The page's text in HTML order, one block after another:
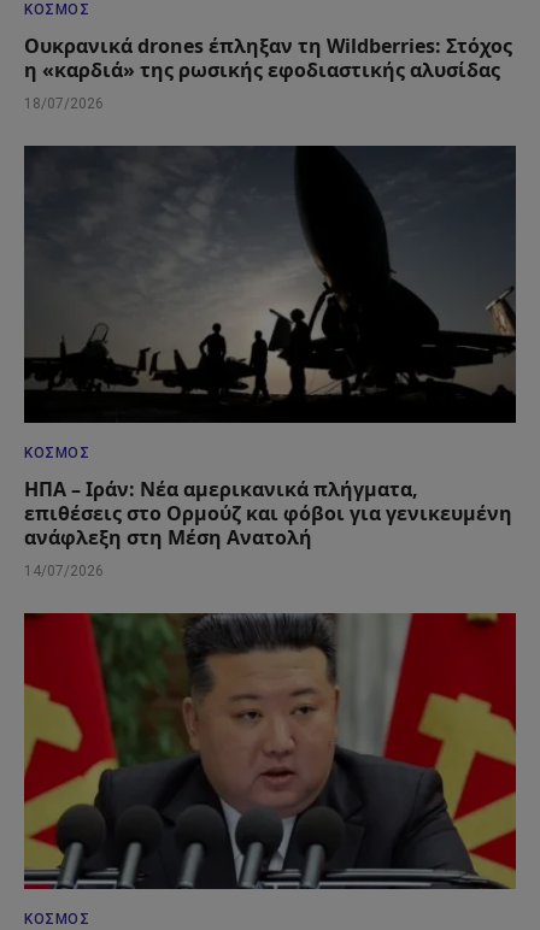
ΚΌΣΜΟΣ
Ουκρανικά drones έπληξαν τη Wildberries: Στόχος
η «καρδιά» της ρωσικής εφοδιαστικής αλυσίδας
18/07/2026
ΚΌΣΜΟΣ
ΗΠΑ – Ιράν: Νέα αμερικανικά πλήγματα,
επιθέσεις στο Ορμούζ και φόβοι για γενικευμένη
ανάφλεξη στη Μέση Ανατολή
14/07/2026
ΚΌΣΜΟΣ